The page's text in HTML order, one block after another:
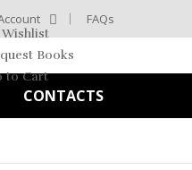
FAQs
Wishlist
Books
to Cart
CONTACTS